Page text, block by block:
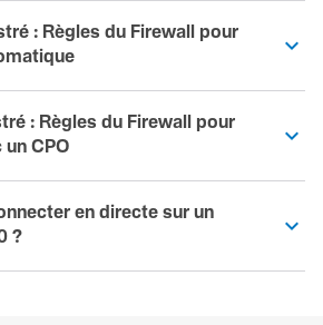
: Règles du Firewall pour
: Règles du Firewall pour
CPO
en directe sur un
?